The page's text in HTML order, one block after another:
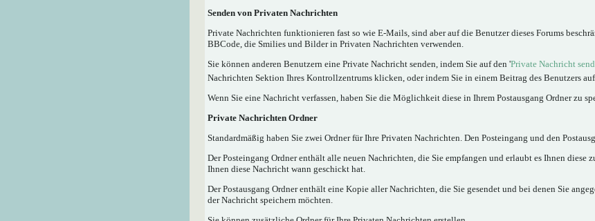
Senden von Privaten Nachrichten
Private Nachrichten funktionieren fast so wie E-Mails, sind aber auf die Benutzer dieses Forums
BBCode, die Smilies und Bilder in Privaten Nachrichten verwenden.
Sie können anderen Benutzern eine Private Nachricht senden, indem Sie auf den 'Private Nachricht
Nachrichten Sektion Ihres Kontrollzentrums klicken, oder indem Sie in einem Beitrag des Benutzers
Wenn Sie eine Nachricht verfassen, haben Sie die Möglichkeit diese in Ihrem Postausgang Ordner zu
Private Nachrichten Ordner
Standardmäßig haben Sie zwei Ordner für Ihre Privaten Nachrichten. Den Posteingang und den
Der Posteingang Ordner enthält alle neuen Nachrichten, die Sie empfangen und erlaubt es Ihnen diese
Ihnen diese Nachricht wann geschickt hat.
Der Postausgang Ordner enthält eine Kopie aller Nachrichten, die Sie gesendet und bei denen Sie
der Nachricht speichern möchten.